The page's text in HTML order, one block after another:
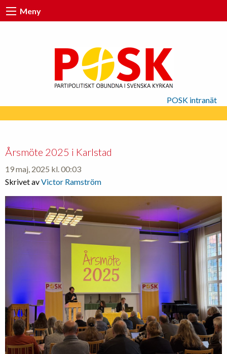
Meny
POSK intranät
Årsmöte 2025 i Karlstad
19 maj, 2025 kl. 00:03
Skrivet avVictor Ramström